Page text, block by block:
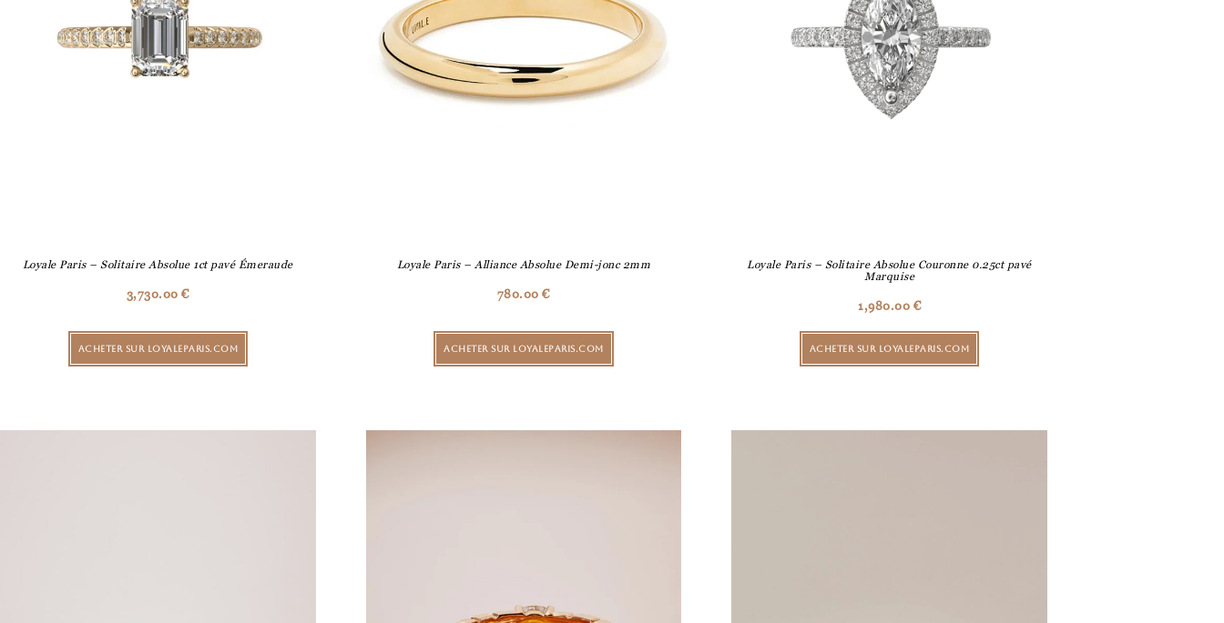
Loyale Paris – Solitaire Absolue 1ct pavé Émeraude
3,730.00€
ACHETER SUR LOYALEPARIS.COM
Loyale Paris – Alliance Absolue Demi-jonc 2mm
780.00€
ACHETER SUR LOYALEPARIS.COM
Loyale Paris – Solitaire Absolue Couronne 0.25ct pavé
Marquise
1,980.00 €
ACHETER SUR LOYALEPARIS.COM